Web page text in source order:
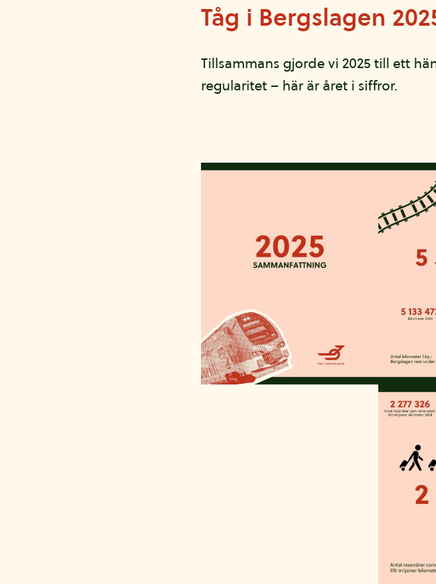
Tåg i Bergslagen
Tillsammans gjorde vi 2025 till ett
regularitet – här är året i siffror.